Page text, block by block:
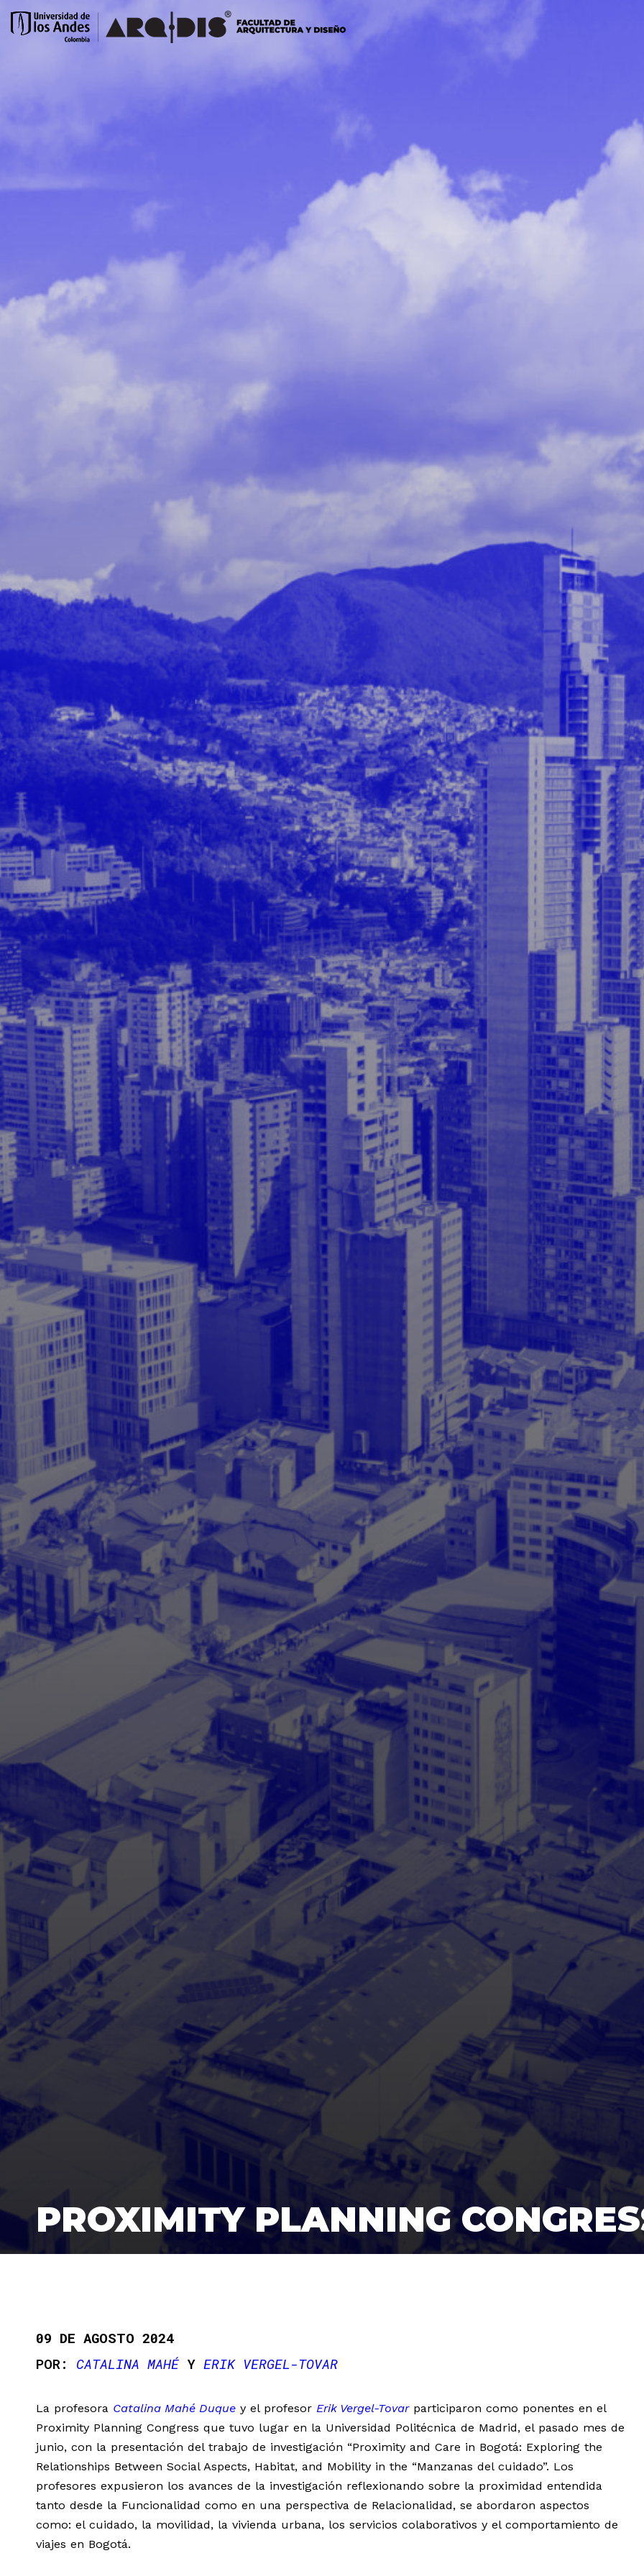
PROXIMITY PLANNING
09 DE AGOSTO 2024
CATALINA MAHÉ Y ERIK VERGEL-TOVAR
La profesora Catalina Mahé Duque y el profesor Erik Vergel-Tovarparticiparon como ponentes en el
Proximity Planning Congress que tuvo lugar en la Universidad Politécnica de Madrid, el pasado mes de
junio, con la presentación del trabajo de investigación “Proximity and Care in Bogotá: Exploring the
Relationships Between Social Aspects, Habitat, and Mobility in the “Manzanas del cuidado”. Los
profesores expusieron los avances de la investigación reflexionando sobre la proximidad entendida
tanto desde la Funcionalidad como en una perspectiva de Relacionalidad, se abordaron aspectos
como: el cuidado, la movilidad, la vivienda urbana, los servicios colaborativos y el comportamiento de
viajes en Bogotá.